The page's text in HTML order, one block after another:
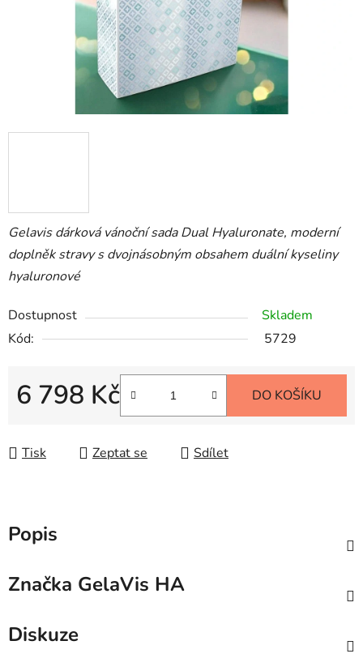
Gelavis dárková vánoční sada Dual Hyaluronate, moderní
doplněk stravy s dvojnásobným obsahem duální kyseliny
hyaluronové
Dostupnost
Skladem
Kód:
5729
6 798 Kč DO KOŠÍKU
Tisk Zeptat se Sdílet
Popis
Značka GelaVis HA
Diskuze